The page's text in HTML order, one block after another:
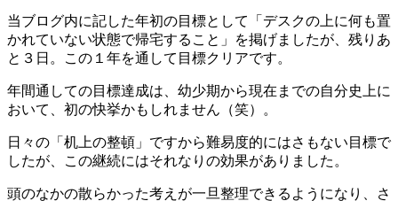
当ブログ内に記した年初の目標として「デスクの上に何も置
かれていない状態で帰宅すること」を掲げましたが、残りあ
と３日。この１年を通して目標クリアです。
年間通しての目標達成は、幼少期から現在までの自分史上に
おいて、初の快挙かもしれません（笑）。
日々の「机上の整頓」ですから難易度的にはさもない目標で
したが、この継続にはそれなりの効果がありました。
頭のなかの散らかった考えが一旦整理できるようになり、さ